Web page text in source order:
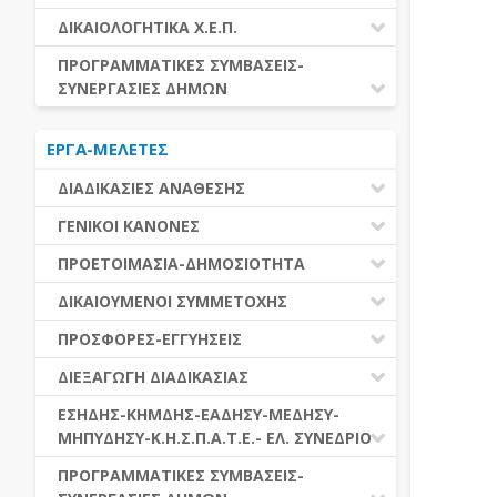
ΕΚΤΕΛΕΣΗ ΥΠΗΡΕΣΙΩΝ
ΕΚΤΕΛΕΣΗ ΠΡΟΜΗΘΕΙΩΝ
ΕΑΑΔΗΣΥ
ΕΑΔΗΣΥ
ΕΛ.ΣΥΝΕΔΡΙΟ
ΕΣΗΔΗΣ
ΔΙΚΑΙΟΛΟΓΗΤΙΚΑ Χ.Ε.Π.
ΔΙΚΑΙΟΛΟΓΗΤΙΚΑ Χ.Ε.Π.
ΠΡΟΓΡΑΜΜΑΤΙΚΕΣ ΣΥΜΒΑΣΕΙΣ-
ΣΥΝΕΡΓΑΣΙΕΣ ΔΗΜΩΝ
ΔΙΕΘΝΕΣ ΚΑΙ ΕΥΡΩΠΑΙΚΟ ΕΠΙΠΕΔΟ
ΠΡΟΓΡΑΜΜΑΤΙΚΕΣ ΣΥΜΒΑΣΕΙΣ
ΕΡΓΑ-ΜΕΛΕΤΕΣ
ΔΙΑΔΙΚΑΣΙΕΣ ΑΝΑΘΕΣΗΣ
ΔΙΑΔΙΚΑΣΙΕΣ ΑΝΑΘΕΣΗΣ
ΣΥΓΚΕΝΤΡΩΤΙΚΕΣ ΔΙΑΔΙΚΑΣΙΕΣ
ΑΝΑΘΕΣΗΣ
ΠΙΝΑΚΕΣ ΔΗΜΟΣΝΕΤ
ΓΕΝΙΚΟΙ ΚΑΝΟΝΕΣ
ΠΕΔΙΟ ΕΦΑΡΜΟΓΗΣ-ΕΝΑΡΞΗ ΙΣΧΥΟΣ
ΗΛΕΚΤΡΟΝΙΚΑ ΜΕΣΑ
ΓΕΝΙΚΕΣ ΑΡΧΕΣ ΚΑΙ ΚΑΝΟΝΕΣ
ΑΞΙΑ ΣΥΜΒΑΣΗΣ
ΕΙΔΗ ΣΥΜΒΑΣΕΩΝ
ΔΙΑΦΟΡΑ
ΠΡΟΕΤΟΙΜΑΣΙΑ-ΔΗΜΟΣΙΟΤΗΤΑ
ΓΝΩΜΟΔΟΤΙΚΑ ΟΡΓΑΝΑ-ΕΠΙΤΡΟΠΕΣ
ΠΡΟΕΤΟΙΜΑΣΙΑ
ΕΓΓΡΑΦΑ ΤΗΣ ΣΥΜΒΑΣΗΣ
ΔΗΜΟΣΙΕΥΣΕΙΣ
ΕΝΑΡΞΗ-ΠΡΟΘΕΣΜΙΕΣ
ΔΙΚΑΙΟΥΜΕΝΟΙ ΣΥΜΜΕΤΟΧΗΣ
ΔΙΚΑΙΟΥΜΕΝΟΙ ΣΥΜΜΕΤΟΧΗΣ
ΚΡΙΤΗΡΙΑ ΕΠΙΛΟΓΗΣ
ΛΟΓΟΙ ΑΠΟΚΛΕΙΣΜΟΥ
ΔΙΚΑΙΟΛΟΓΗΤΙΚΑ ΛΟΓΩΝ
ΑΠΟΚΛΕΙΣΜΟΥ & ΚΡΙΤΗΡΙΩΝ
ΕΠΙΛΟΓΗΣ
ΕΕΕΣ
ΠΡΟΣΦΟΡΕΣ-ΕΓΓΥΗΣΕΙΣ
ΕΓΓΥΗΣΕΙΣ
ΠΡΟΣΦΟΡΕΣ
ΔΙΕΞΑΓΩΓΗ ΔΙΑΔΙΚΑΣΙΑΣ
ΑΞΙΟΛΟΓΗΣΗ ΚΑΙ ΑΝΑΘΕΣΗ
ΑΠΟΤΕΛΕΣΜΑ ΔΙΑΔΙΚΑΣΙΑΣ
ΠΡΟΣΦΥΓΕΣ-ΕΝΣΤΑΣΕΙΣ
ΕΣΗΔΗΣ-ΚΗΜΔΗΣ-ΕΑΔΗΣΥ-ΜΕΔΗΣΥ-
ΜΗΠΥΔΗΣΥ-Κ.Η.Σ.Π.Α.Τ.Ε.- ΕΛ. ΣΥΝΕΔΡΙΟ
ΕΑΑΔΗΣΥ
ΠΡΟΓΡΑΜΜΑΤΙΚΕΣ ΣΥΜΒΑΣΕΙΣ-